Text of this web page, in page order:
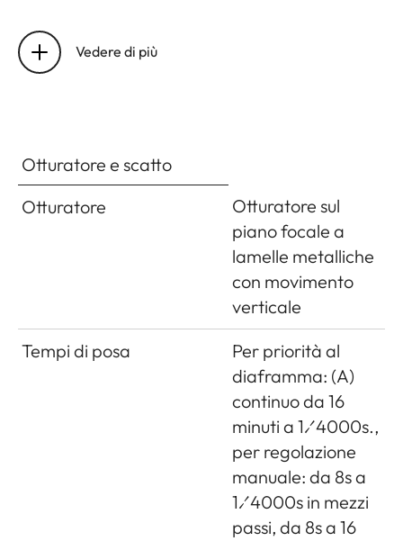
Interfacce
aggiuntivi per mirino Leica
(larghezza
x
circa 139 x 38,5 x 80mm
circa 660g (con batteria)
Contenuto
della
Caricabatteria 100-240V con 2
cavi di alimentazione (Euro, USA,
varia in alcuni mercati di
esportazione) e 1 cavo di carica
da autoveicolo, batteria a ioni di
litio, cinghia da trasporto, tappo
baionetta fotocamera,
coperchietto per slitta accessori
Vedere di più
Otturatore e scatto
Otturatore
Otturatore sul
piano focale a
lamelle metalliche
con movimento
verticale
Tempi di posa
Per priorità al
diaframma: (A)
continuo da 16
minuti a 1⁄4000s.,
per regolazione
manuale: da 8s a
1⁄4000s in mezzi
passi, da 8s a 16